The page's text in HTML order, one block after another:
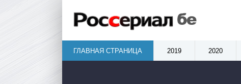
ГЛАВНАЯ СТРАНИЦА 2019 2020